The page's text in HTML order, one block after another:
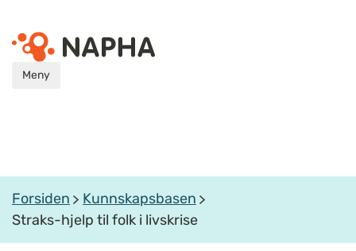
Meny
Forsiden
Kunnskapsbasen
Straks-hjelp til folk i livskrise